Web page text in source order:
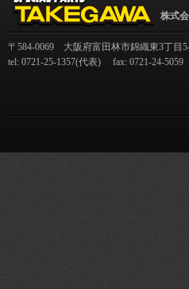
株式
〒584-0069 大阪府富田林市錦織東3丁目
tel: 0721-25-1357(代表) fax: 0721-24-5059